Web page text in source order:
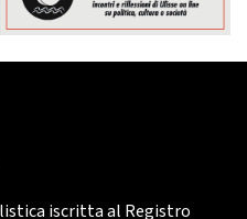
iscritta al Registro